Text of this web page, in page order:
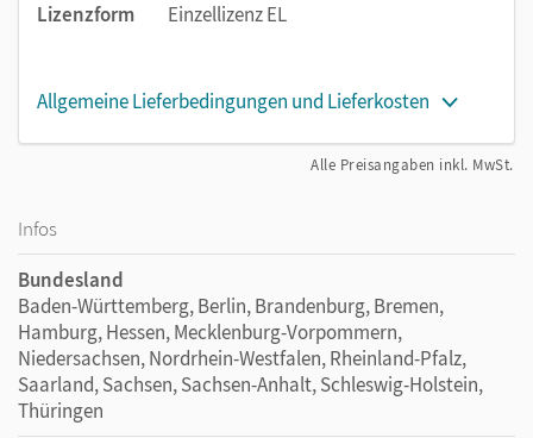
Lizenzform
Einzellizenz EL
Allgemeine Lieferbedingungen und Lieferkosten
Alle Preisangaben inkl. MwSt.
Infos
Bundesland
Baden-Württemberg, Berlin, Brandenburg, Bremen,
Hamburg, Hessen, Mecklenburg-Vorpommern,
Niedersachsen, Nordrhein-Westfalen, Rheinland-Pfalz,
Saarland, Sachsen, Sachsen-Anhalt, Schleswig-Holstein,
Thüringen